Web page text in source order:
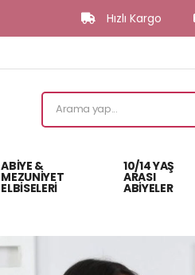
Hızlı Kargo
ABİYE &
MEZUNİYET
ELBİSELERİ
10/14 YAŞ
ARASI
ABİYELER